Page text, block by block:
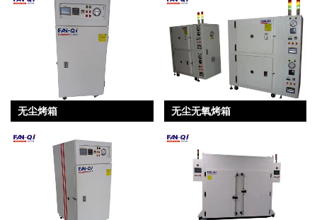
无尘烤箱 无尘无氧烤箱